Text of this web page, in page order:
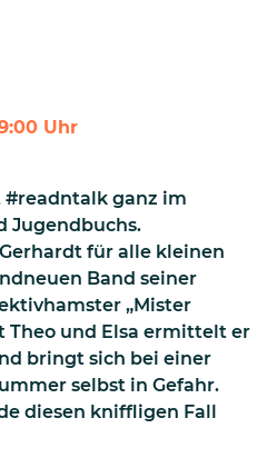
Uhr
#readntalk ganz im
Jugendbuchs.
für alle kleinen
Band seiner
„Mister
Theo und Elsa ermittelt er
bringt sich bei einer
selbst in Gefahr.
diesen kniffligen Fall